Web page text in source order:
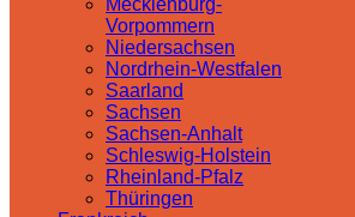
Mecklenburg-
Vorpommern
Niedersachsen
Nordrhein-Westfalen
Saarland
Sachsen
Sachsen-Anhalt
Schleswig-Holstein
Rheinland-Pfalz
Thüringen